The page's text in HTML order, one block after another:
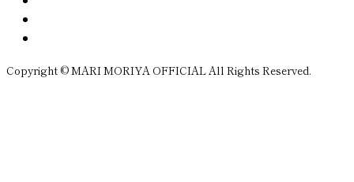
Copyright © MARI MORIYA OFFICIAL All Rights Reserved.